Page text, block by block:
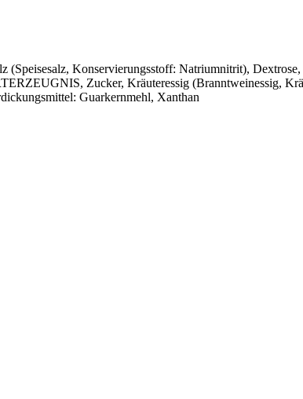
Konservierungsstoff: Natriumnitrit),
Zucker, Kräuteressig (Branntweinessig,
Guarkernmehl, Xanthan